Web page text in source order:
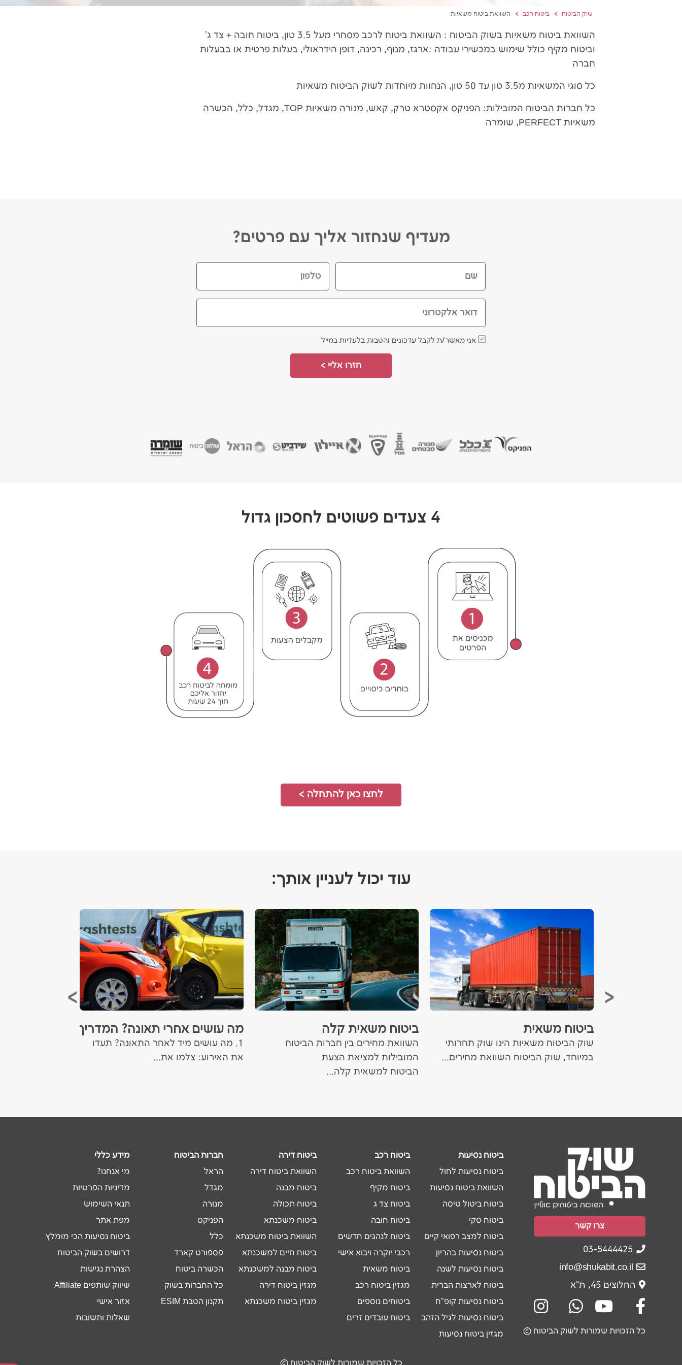
השוואת ביטוח משאיות
שוק הביטוח ביטוח רכב השוואת ביטוח משאיות
השוואת ביטוח משאיות בשוק הביטוח : השוואת ביטוח לרכב מסחרי מעל 3.5 טון, ביטוח חובה + צד ג'
וביטוח מקיף כולל שימוש במכשירי עבודה :ארגז, מנוף, רכינה, דופן הידראולי, בעלות פרטית או בבעלות
חברה
כל סוגי המשאיות מ3.5 טון עד 50 טון, הנחוות מיוחדות לשוק הביטוח משאיות
כל חברות הביטוח המובילות: הפניקס אקסטרא טרק, קאש, מנורה משאיות TOP, מגדל, כלל, הכשרה
משאיות PERFECT, שומרה
מעדיף שנחזור אליך עם פרטים?
שם טלפון
דואר אלקטרוני
אני מאשר/ת לקבל עדכונים והטבות בלעדיות במייל
חזרו אליי >
4 צעדים פשוטים לחסכון גדול
לחצו כאן להתחלה >
עוד יכול לעניין אותך:
מה עושים אחרי תאונה? המדריך המלא
1. מה עושים מיד לאחר התאונה? תעדו
את האירוע: צלמו את...
ביטוח משאית קלה
השוואת מחירים בין חברות הביטוח
המובילות למציאת הצעת
הביטוח למשאית קלה...
ביטוח משאית
שוק הביטוח משאיות הינו שוק תחרותי
במיוחד, שוק הביטוח השוואת מחירים...
צרו קשר
03-5444425
info@shukabit.co.il
החלוצים 45, ת"א
כל הזכויות שמורות לשוק הביטוח ©
ביטוח נסיעות
ביטוח נסיעות לחול
השוואת ביטוח נסיעות
ביטוח ביטול טיסה
ביטוח סקי
ביטוח למצב רפואי קיים
ביטוח נסיעות בהריון
ביטוח נסיעות לשנה
ביטוח לארצות הברית
ביטוח נסיעות קופ"ח
ביטוח נסיעות לגיל הזהב
מגזין ביטוח נסיעות
ביטוח רכב
השוואת ביטוח רכב
ביטוח מקיף
ביטוח צד ג
ביטוח חובה
ביטוח לנהגים חדשים
רכבי יוקרה ויבוא אישי
ביטוח משאית
מגזין ביטוח רכב
ביטוחים נוספים
ביטוח עובדים זרים
ביטוח דירה
השוואת ביטוח דירה
ביטוח מבנה
ביטוח תכולה
ביטוח משכנתא
השוואת ביטוח משכנתא
ביטוח חיים למשכנתא
ביטוח מבנה למשכנתא
מגזין ביטוח דירה
מגזין ביטוח משכנתא
חברות הביטוח
הראל
מגדל
מנורה
הפניקס
כלל
פספורט קארד
הכשרה ביטוח
כל החברות בשוק
תקנון הטבת ESIM
מידע כללי
מי אנחנו?
מדיניות הפרטיות
תנאי השימוש
מפת אתר
ביטוח נסיעות הכי מומלץ
דרושים בשוק הביטוח
הצהרת נגישות
שיווק שותפים Affiliate
אזור אישי
שאלות ותשובות
כל הזכויות שמורות לשוק הביטוח ©